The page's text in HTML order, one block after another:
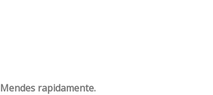
Mendes rapidamente.